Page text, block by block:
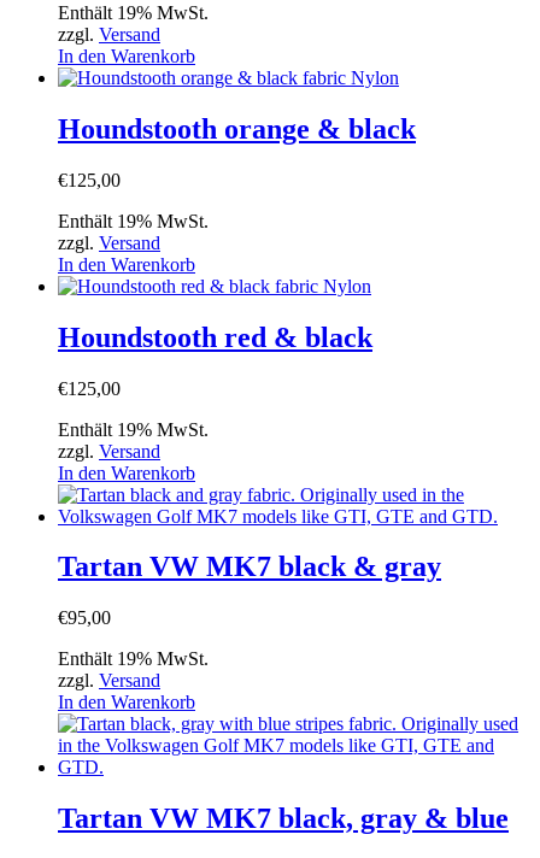
Enthält 19% MwSt.
zzgl. Versand
In den Warenkorb
Houndstooth orange & black
€125,00
Enthält 19% MwSt.
zzgl. Versand
In den Warenkorb
Houndstooth red & black
€125,00
Enthält 19% MwSt.
zzgl. Versand
In den Warenkorb
Tartan VW MK7 black & gray
€95,00
Enthält 19% MwSt.
zzgl. Versand
In den Warenkorb
Tartan VW MK7 black, gray & blue